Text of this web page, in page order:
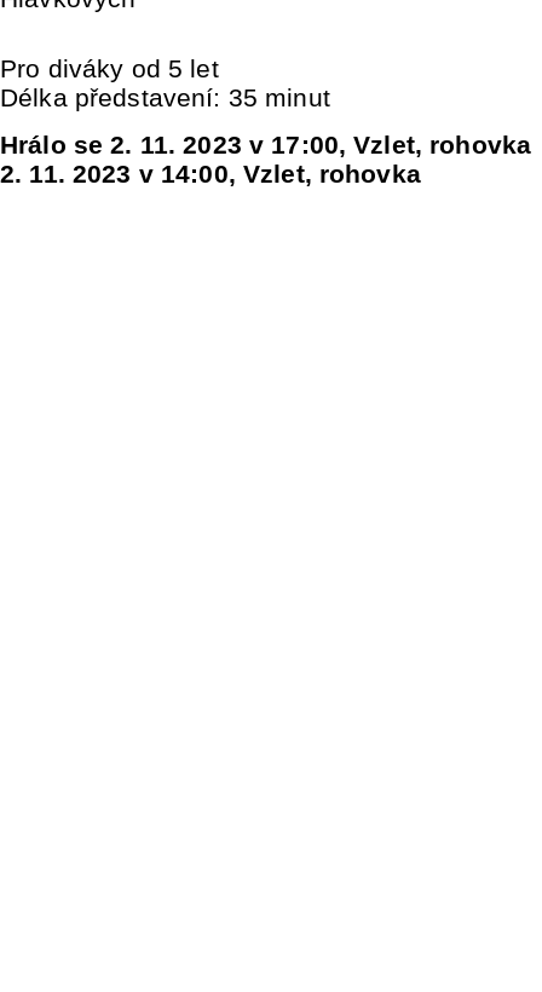
Pro diváky od 5 let
Délka představení: 35 minut
Hrálo se 2. 11. 2023 v 17:00, Vzlet, rohovka
2. 11. 2023 v 14:00, Vzlet, rohovka